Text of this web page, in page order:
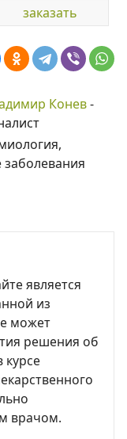
заказать
Конев-
является
из
может
решения об
курсе
врачом.